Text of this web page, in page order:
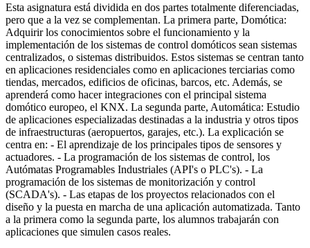
Esta asignatura está dividida en dos partes totalmente diferenciadas,
pero que a la vez se complementan. La primera parte, Domótica:
Adquirir los conocimientos sobre el funcionamiento y la
implementación de los sistemas de control domóticos sean sistemas
centralizados, o sistemas distribuidos. Estos sistemas se centran tanto
en aplicaciones residenciales como en aplicaciones terciarias como
tiendas, mercados, edificios de oficinas, barcos, etc. Además, se
aprenderá como hacer integraciones con el principal sistema
domótico europeo, el KNX. La segunda parte, Automática: Estudio
de aplicaciones especializadas destinadas a la industria y otros tipos
de infraestructuras (aeropuertos, garajes, etc.). La explicación se
centra en: - El aprendizaje de los principales tipos de sensores y
actuadores. - La programación de los sistemas de control, los
Autómatas Programables Industriales (API's o PLC's). - La
programación de los sistemas de monitorización y control
(SCADA's). - Las etapas de los proyectos relacionados con el
diseño y la puesta en marcha de una aplicación automatizada. Tanto
a la primera como la segunda parte, los alumnos trabajarán con
aplicaciones que simulen casos reales.